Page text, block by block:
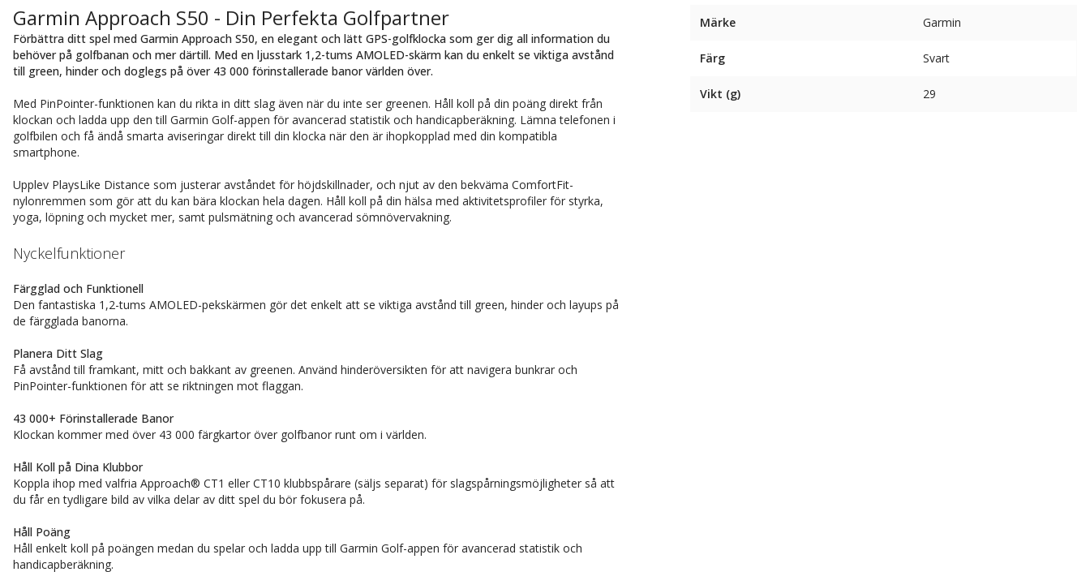
Garmin Approach S50 - Din Perfekta Golfpartner
Förbättra ditt spel med Garmin Approach S50, en elegant och lätt GPS-golfklocka som ger dig all information du
behöver på golfbanan och mer därtill. Med en ljusstark 1,2-tums AMOLED-skärm kan du enkelt se viktiga avstånd
till green, hinder och doglegs på över 43 000 förinstallerade banor världen över.
Med PinPointer-funktionen kan du rikta in ditt slag även när du inte ser greenen. Håll koll på din poäng direkt från
klockan och ladda upp den till Garmin Golf-appen för avancerad statistik och handicapberäkning. Lämna telefonen i
golfbilen och få ändå smarta aviseringar direkt till din klocka när den är ihopkopplad med din kompatibla
smartphone.
Upplev PlaysLike Distance som justerar avståndet för höjdskillnader, och njut av den bekväma ComfortFit-
nylonremmen som gör att du kan bära klockan hela dagen. Håll koll på din hälsa med aktivitetsprofiler för styrka,
yoga, löpning och mycket mer, samt pulsmätning och avancerad sömnövervakning.
Nyckelfunktioner
Färgglad och Funktionell
Den fantastiska 1,2-tums AMOLED-pekskärmen gör det enkelt att se viktiga avstånd till green, hinder och layups på
de färgglada banorna.
Planera Ditt Slag
Få avstånd till framkant, mitt och bakkant av greenen. Använd hinderöversikten för att navigera bunkrar och
PinPointer-funktionen för att se riktningen mot flaggan.
43 000+ Förinstallerade Banor
Klockan kommer med över 43 000 färgkartor över golfbanor runt om i världen.
Håll Koll på Dina Klubbor
Koppla ihop med valfria Approach® CT1 eller CT10 klubbspårare (säljs separat) för slagspårningsmöjligheter så att
du får en tydligare bild av vilka delar av ditt spel du bör fokusera på.
Håll Poäng
Håll enkelt koll på poängen medan du spelar och ladda upp till Garmin Golf-appen för avancerad statistik och
handicapberäkning.
Märke Garmin
Färg Svart
Vikt (g) 29